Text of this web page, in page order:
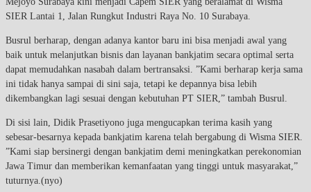
SIER Lantai 1, Jalan Rungkut Industri Raya No. 10 Surabaya.
Busrul berharap, dengan adanya kantor baru ini bisa menjadi awal yang
baik untuk melanjutkan bisnis dan layanan bankjatim secara optimal serta
dapat memudahkan nasabah dalam bertransaksi. ”Kami berharap kerja sama
ini tidak hanya sampai di sini saja, tetapi ke depannya bisa lebih
dikembangkan lagi sesuai dengan kebutuhan PT SIER,” tambah Busrul.
Di sisi lain, Didik Prasetiyono juga mengucapkan terima kasih yang
sebesar-besarnya kepada bankjatim karena telah bergabung di Wisma SIER.
”Kami siap bersinergi dengan bankjatim demi meningkatkan perekonomian
Jawa Timur dan memberikan kemanfaatan yang tinggi untuk masyarakat,”
tuturnya.(nyo)